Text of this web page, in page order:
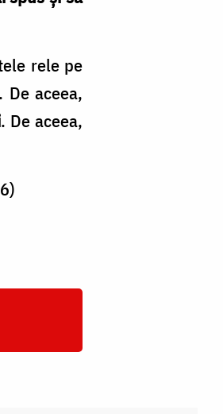
rele pe
aceea,
. De aceea,